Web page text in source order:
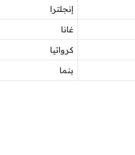
إنجلترا
غانا
كرواتيا
بنما